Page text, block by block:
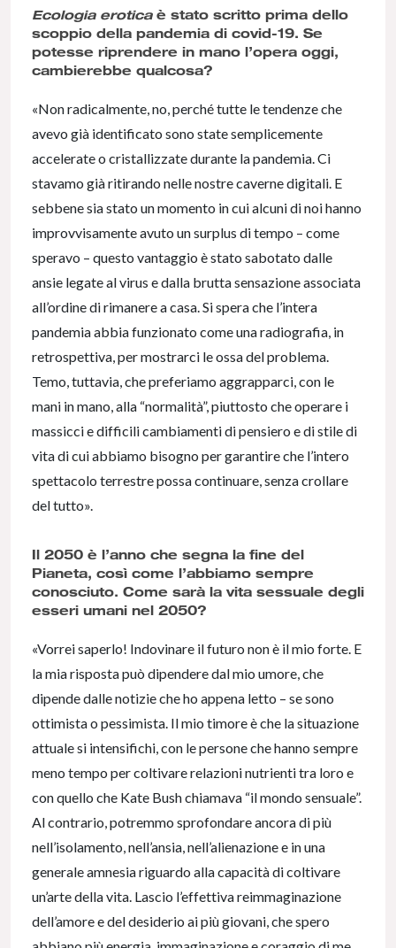
Ecologia eroticaè stato scritto prima dello
scoppio della pandemia di covid-19. Se
potesse riprendere in mano l’opera oggi,
cambierebbe qualcosa?
«Non radicalmente, no, perché tutte le tendenze che
avevo già identificato sono state semplicemente
accelerate o cristallizzate durante la pandemia. Ci
stavamo già ritirando nelle nostre caverne digitali. E
sebbene sia stato un momento in cui alcuni di noi hanno
improvvisamente avuto un surplus di tempo – come
speravo – questo vantaggio è stato sabotato dalle
ansie legate al virus e dalla brutta sensazione associata
all’ordine di rimanere a casa. Si spera che l’intera
pandemia abbia funzionato come una radiografia, in
retrospettiva, per mostrarci le ossa del problema.
Temo, tuttavia, che preferiamo aggrapparci, con le
mani in mano, alla “normalità”, piuttosto che operare i
massicci e difficili cambiamenti di pensiero e di stile di
vita di cui abbiamo bisogno per garantire che l’intero
spettacolo terrestre possa continuare, senza crollare
del tutto».
Il 2050 è l’anno che segna la fine del
Pianeta, così come l’abbiamo sempre
conosciuto. Come sarà la vita sessuale degli
esseri umani nel 2050?
«Vorrei saperlo! Indovinare il futuro non è il mio forte. E
la mia risposta può dipendere dal mio umore, che
dipende dalle notizie che ho appena letto – se sono
ottimista o pessimista. Il mio timore è che la situazione
attuale si intensifichi, con le persone che hanno sempre
meno tempo per coltivare relazioni nutrienti tra loro e
con quello che Kate Bush chiamava “il mondo sensuale”.
Al contrario, potremmo sprofondare ancora di più
nell’isolamento, nell’ansia, nell’alienazione e in una
generale amnesia riguardo alla capacità di coltivare
un’arte della vita. Lascio l’effettiva reimmaginazione
dell’amore e del desiderio ai più giovani, che spero